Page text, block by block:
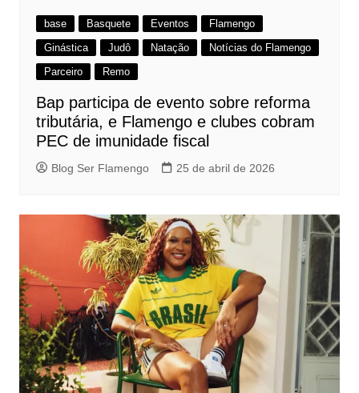
base Basquete Eventos
Flamengo
Ginástica
Judô Natação
Notícias do Flamengo
Parceiro
Remo
Bap participa de evento sobre reforma
tributária, e Flamengo e clubes cobram
PEC de imunidade fiscal
Blog Ser Flamengo 25 de abril de 2026